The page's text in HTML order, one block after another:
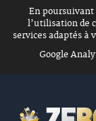
En poursuivant
l’utilisation de
services adaptés à
Google